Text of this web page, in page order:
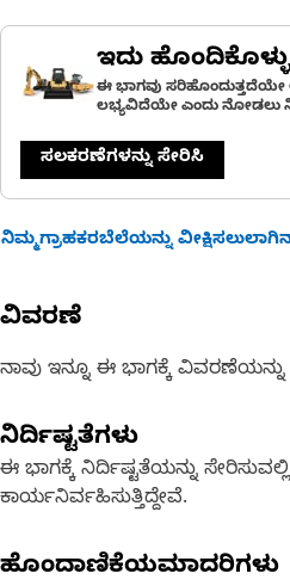
ಇದು
ಈ ಭಾಗವು ಸರಿಹೊಂದುತ್ತದೆಯೇ
ಲಭ್ಯವಿದೆಯೇ ಎಂದು ನೋಡಲು
ಸಲಕರಣೆಗಳನ್ನು ಸೇರಿಸಿ
ನಿಮ್ಮಗ್ರಾಹಕರಬೆಲೆಯನ್ನು
ವಿವರಣೆ
ನಾವು ಇನ್ನೂ ಈ ಭಾಗಕ್ಕೆ ವಿವರಣೆಯನ್ನು
ನಿರ್ದಿಷ್ಟತೆಗಳು
ಈ ಭಾಗಕ್ಕೆ ನಿರ್ದಿಷ್ಟತೆಯನ್ನು
ಕಾರ್ಯನಿರ್ವಹಿಸುತ್ತಿದ್ದೇವೆ.
ಹೊಂದಾಣಿಕೆಯಮಾದರಿಗಳು